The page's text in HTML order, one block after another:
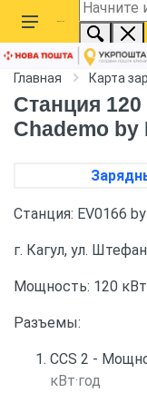
Главная Карта
Станция 120
Chademo by
Станция: EV0166
г. Кагул, ул.
Мощность: 120 кВт
Разъемы:
CCS 2 -
кВт·год